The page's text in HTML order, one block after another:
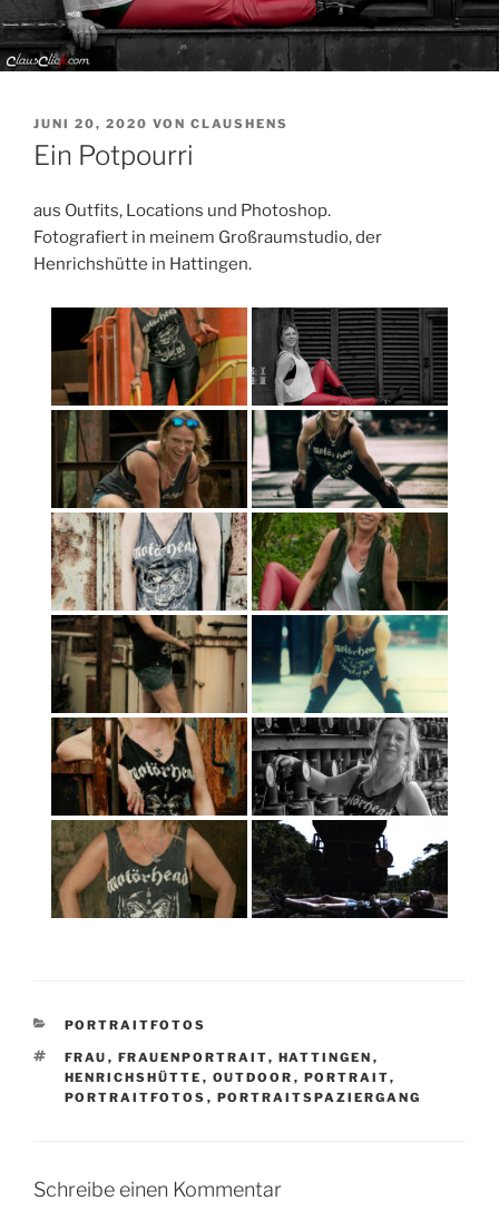
VERÖFFENTLICHT
AM
JUNI 20, 2020 VON CLAUSHENS
Ein Potpourri
aus Outfits, Locations und Photoshop.
Fotografiert in meinem Großraumstudio, der
Henrichshütte in Hattingen.
KATEGORIEN
PORTRAITFOTOS
SCHLAGWÖRTER
FRAU , FRAUENPORTRAIT, HATTINGEN ,
HENRICHSHÜTTE , OUTDOOR , PORTRAIT,
PORTRAITFOTOS , PORTRAITSPAZIERGANG
Schreibe einen Kommentar